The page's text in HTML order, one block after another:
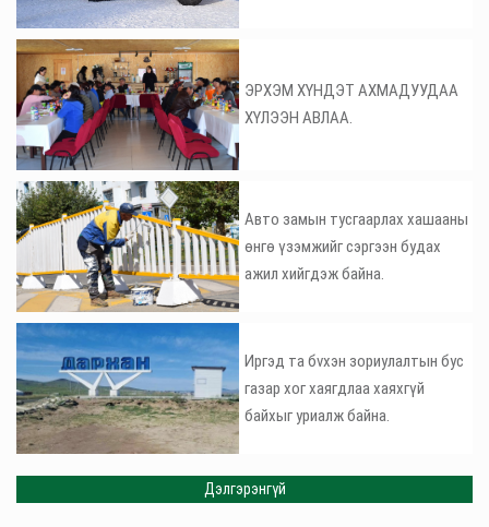
ЭРХЭМ ХҮНДЭТ АХМАДУУДАА
ХҮЛЭЭН АВЛАА.
Авто замын тусгаарлах хашааны
өнгө үзэмжийг сэргээн будах
ажил хийгдэж байна.
Иргэд та бvхэн зориулалтын бус
газар хог хаягдлаа хаяхгүй
байхыг уриалж байна.
Дэлгэрэнгүй